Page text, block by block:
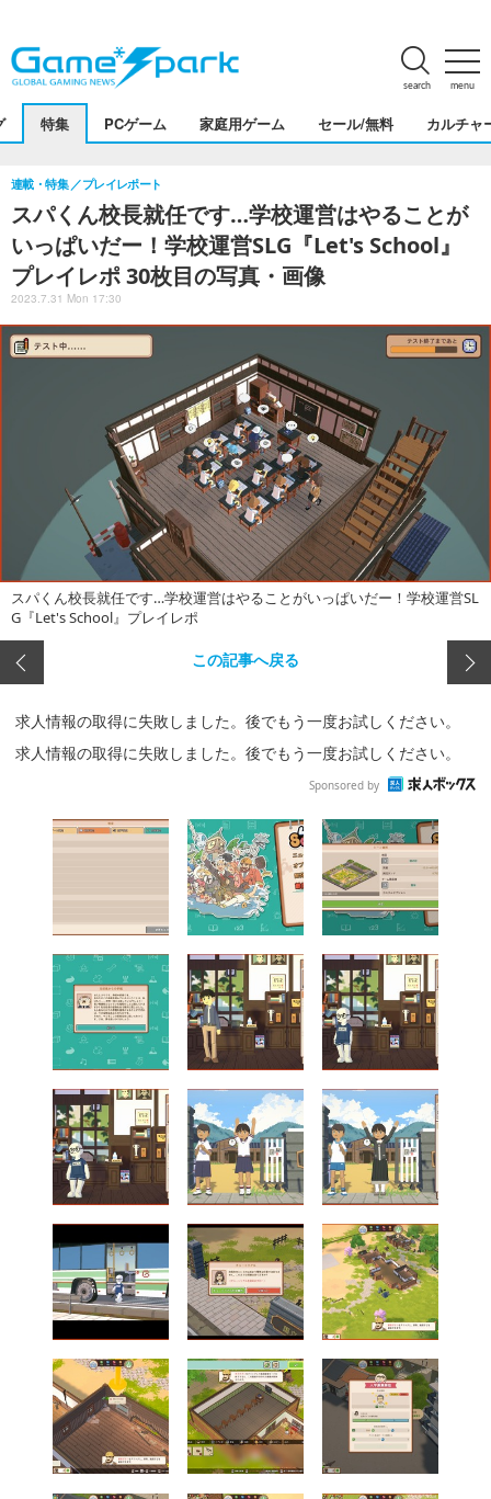
menu
search
特集 PCゲーム 家庭用ゲーム セール/無料 カルチャ
スパくん校長就任です…学校運営はやることが
いっぱいだー！学校運営SLG『Let's School』
プレイレポ 30枚目の写真・画像
連載・特集 プレイレポート
2023.7.31 Mon 17:30
スパくん校長就任です…学校運営はやることがいっぱいだー！学校運営SL
G『Let's School』プレイレポ
この記事へ戻る
求人情報の取得に失敗しました。後でもう一度お試しください。
求人情報の取得に失敗しました。後でもう一度お試しください。
Sponsored by